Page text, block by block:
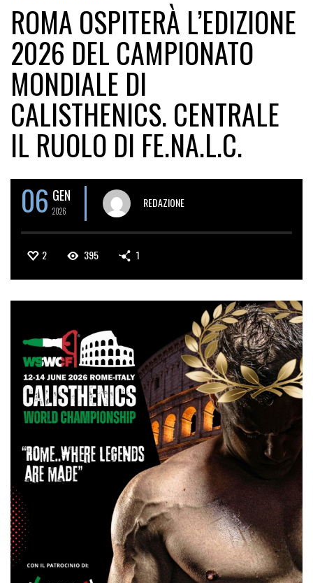
ROMA OSPITERÀ L’EDIZIONE
2026 DEL CAMPIONATO
MONDIALE DI
CALISTHENICS. CENTRALE
IL RUOLO DI FE.NA.L.C.
06 GEN
2026
REDAZIONE
2 395 1